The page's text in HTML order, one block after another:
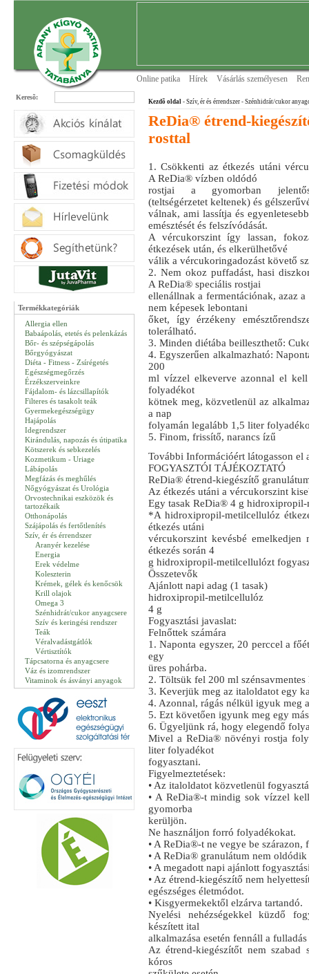
Online patika Hírek Vásárlás személyesen
Keresõ:
Termékkategóriák
Allergia ellen
Babaápolás, etetés és pelenkázás
Bőr- és szépségápolás
Bőrgyógyászat
Diéta - Fitness - Zsírégetés
Egészségmegőrzés
Érzékszerveinkre
Fájdalom- és lázcsillapítók
Filteres és tasakolt teák
Gyermekegészségügy
Hajápolás
Idegrendszer
Kirándulás, napozás és útipatika
Kötszerek és sebkezelés
Kozmetikum - Uriage
Lábápolás
Megfázás és meghűlés
Nőgyógyászat és Urológia
Orvostechnikai eszközök és
tartozékaik
Otthonápolás
Szájápolás és fertőtlenítés
Szív, ér és érrendszer
Aranyér kezelése
Energia
Erek védelme
Koleszterin
Krémek, gélek és kenőcsök
Krill olajok
Omega 3
Szénhidrát/cukor anyagcsere
Szív és keringési rendszer
Teák
Véralvadástgátlók
Vértisztítók
Tápcsatorna és anyagcsere
Váz és izomrendszer
Vitaminok és ásványi anyagok
Kezdõ oldal - Szív, ér és érrendszer - Szénhidrát/cukor
ReDia® étrend-
rosttal
1. Csökkenti az étkezés utáni
A ReDia® vízben oldódó
rostjai a gyomorban
(teltségérzetet keltenek) és
válnak, ami lassítja és
emésztését és felszívódását.
A vércukorszint így lassan,
étkezések után, és elkerülhetővé
válik a vércukoringadozást követő
2. Nem okoz puffadást, hasi
A ReDia® speciális rostjai
ellenállnak a fermentációnak, azaz
nem képesek lebontani
őket, így érzékeny
tolerálható.
3. Minden diétába beilleszthető:
4. Egyszerűen alkalmazható:
200
ml vízzel elkeverve azonnal el
folyadékot
kötnek meg, közvetlenül az
a nap
folyamán legalább 1,5 liter
5. Finom, frissítő, narancs ízű
További Információért látogasson el
FOGYASZTÓI TÁJÉKOZTATÓ
ReDia® étrend-kiegészítő
Az étkezés utáni a vércukorszint
Egy tasak ReDia® 4 g
*A hidroxipropil-metilcellulóz
étkezés utáni
vércukorszint kevésbé
étkezés során 4
g hidroxipropil-metilcellulózt
Összetevők
Ajánlott napi adag (1 tasak)
hidroxipropil-metilcellulóz
4 g
Fogyasztási javaslat:
Felnőttek számára
1. Naponta egyszer, 20 perccel a
egy
üres pohárba.
2. Töltsük fel 200 ml
3. Keverjük meg az italoldatot egy
4. Azonnal, rágás nélkül igyuk meg
5. Ezt követően igyunk meg egy
6. Ügyeljünk rá, hogy elegendő
Mivel a ReDia® növényi rostja
liter folyadékot
fogyasztani.
Figyelmeztetések:
• Az italoldatot közvetlenül
• A ReDia®-t mindig sok vízzel
gyomorba
kerüljön.
Ne használjon forró folyadékokat.
• A ReDia®-t ne vegye be
• A ReDia® granulátum nem
• A megadott napi ajánlott
• Az étrend-kiegészítő nem
egészséges életmódot.
• Kisgyermekektől elzárva tartandó.
Nyelési nehézségekkel küzdő
készített ital
alkalmazása esetén fennáll a
Az étrend-kiegészítőt nem
kóros